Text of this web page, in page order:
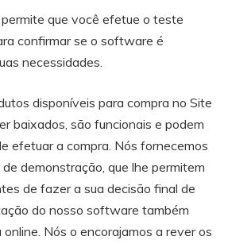
que você efetue o teste
confirmar se o software é
necessidades.
disponíveis para compra no Site
baixados, são funcionais e podem
efetuar a compra. Nós fornecemos
demonstração, que lhe permitem
de fazer a sua decisão final de
do nosso software também
Nós o encorajamos a rever os